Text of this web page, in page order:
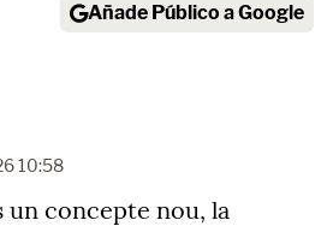
Añade Público a Google
10:58
un concepte nou, la